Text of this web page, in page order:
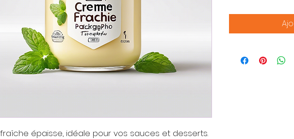
épaisse, idéale pour vos sauces et desserts.